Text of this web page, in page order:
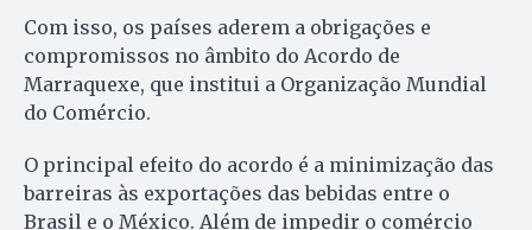
Com isso, os países aderem a obrigações e
compromissos no âmbito do Acordo de
Marraquexe, que institui a Organização Mundial
do Comércio.
O principal efeito do acordo é a minimização das
barreiras às exportações das bebidas entre o
Brasil e o México. Além de impedir o comércio